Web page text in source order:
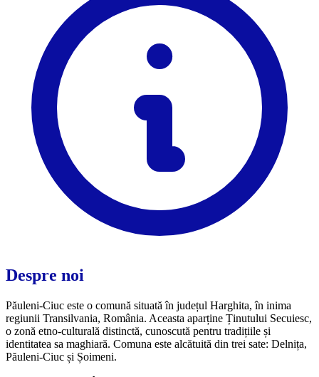
Despre noi
Păuleni-Ciuc este o comună situată în județul Harghita, în inima
regiunii Transilvania, România. Aceasta aparține Ținutului Secuiesc,
o zonă etno-culturală distinctă, cunoscută pentru tradițiile și
identitatea sa maghiară. Comuna este alcătuită din trei sate: Delnița,
Păuleni-Ciuc și Șoimeni.